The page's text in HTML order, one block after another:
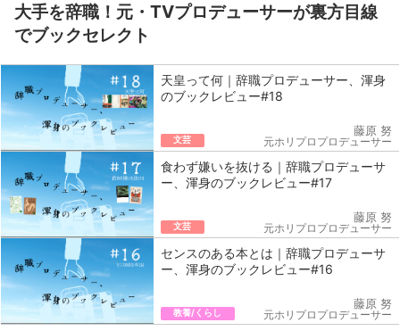
大手を辞職！元・TVプロデューサーが裏方目線
でブックセレクト
天皇って何｜辞職プロデューサー、渾身
のブックレビュー#18
文芸
藤原 努
元ホリプロプロデューサー
食わず嫌いを抜ける｜辞職プロデューサ
ー、渾身のブックレビュー#17
文芸
藤原 努
元ホリプロプロデューサー
センスのある本とは｜辞職プロデューサ
ー、渾身のブックレビュー#16
教養/くらし
藤原 努
元ホリプロプロデューサー